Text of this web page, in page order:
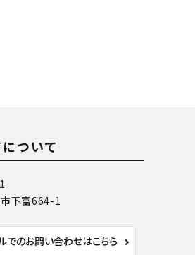
ついて
下富664-1
でのお問い合わせはこちら